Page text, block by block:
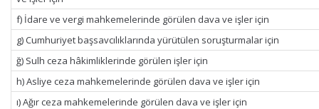
f) İdare ve vergi mahkemelerinde görülen dava ve işler için
g) Cumhuriyet başsavcılıklarında yürütülen soruşturmalar için
ğ) Sulh ceza hâkimliklerinde görülen işler için
h) Asliye ceza mahkemelerinde görülen dava ve işler için
ı) Ağır ceza mahkemelerinde görülen dava ve işler için